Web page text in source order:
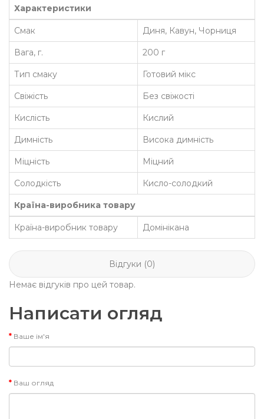
Характеристики
Смак Диня, Кавун, Чорниця
Вага, г. 200 г
Тип смаку Готовий мікс
Свіжість Без свіжості
Кислість Кислий
Димність Висока димність
Міцність Міцний
Солодкість Кисло-солодкий
Країна-виробника товару
Країна-виробник товару Домінікана
Відгуки (0)
Немає відгуків про цей товар.
Написати огляд
Ваше ім'я
Ваш огляд